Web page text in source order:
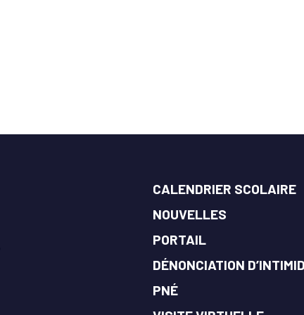
CALENDRIER SCOLAIRE
NOUVELLES
PORTAIL
DÉNONCIATION
PNÉ